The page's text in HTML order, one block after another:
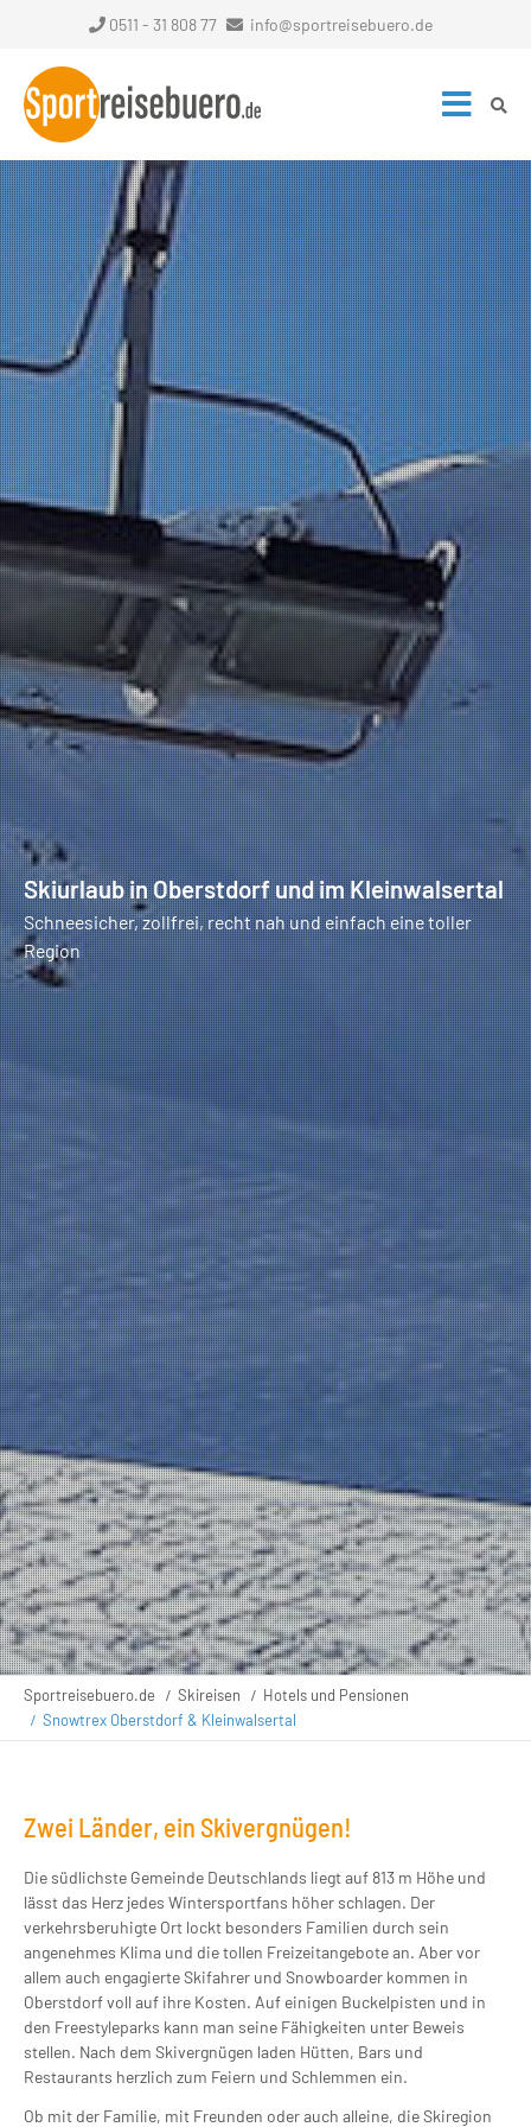
0511 - 31 808 77 info@sportreisebuero.de
Skiurlaub in Oberstdorf und im Kleinwalsertal
Schneesicher, zollfrei, recht nah und einfach eine toller
Region
Sportreisebuero.de Skireisen
Hotels und Pensionen
Snowtrex Oberstdorf & Kleinwalsertal
Zwei Länder, ein Skivergnügen!
Die südlichste Gemeinde Deutschlands liegt auf 813 m Höhe und
lässt das Herz jedes Wintersportfans höher schlagen. Der
verkehrsberuhigte Ort lockt besonders Familien durch sein
angenehmes Klima und die tollen Freizeitangebote an. Aber vor
allem auch engagierte Skifahrer und Snowboarder kommen in
Oberstdorf voll auf ihre Kosten. Auf einigen Buckelpisten und in
den Freestyleparks kann man seine Fähigkeiten unter Beweis
stellen. Nach dem Skivergnügen laden Hütten, Bars und
Restaurants herzlich zum Feiern und Schlemmen ein.
Ob mit der Familie, mit Freunden oder auch alleine, die Skiregion